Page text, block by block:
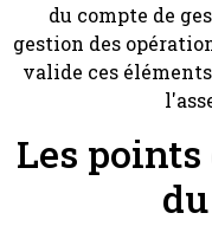
du compte de
gestion des
valide ces
Les